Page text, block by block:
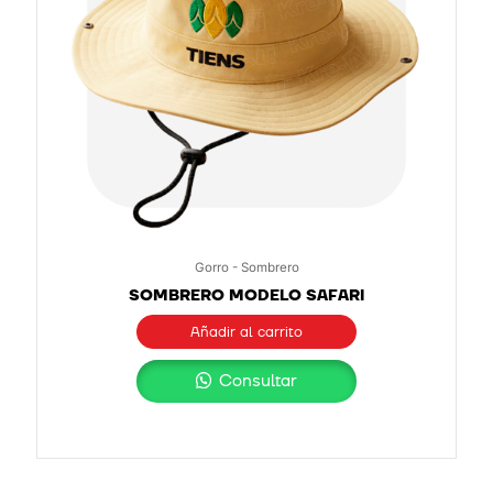
Gorro - Sombrero
SOMBRERO MODELO SAFARI
Añadir al carrito
Consultar